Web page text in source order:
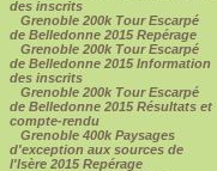
des inscrits
Grenoble 200k Tour Escarpé
de Belledonne 2015 Repérage
Grenoble 200k Tour Escarpé
de Belledonne 2015 Information
des inscrits
Grenoble 200k Tour Escarpé
de Belledonne 2015 Résultats et
compte-rendu
Grenoble 400k Paysages
d'exception aux sources de
l'Isère 2015 Repérage